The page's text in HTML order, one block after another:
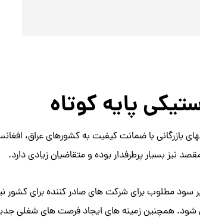
پایه کوتاه
بازرگانی با ضمانت کیفیت به کشورهای عراق،
نیز بسیار پرطرفدار بوده و متقاضیان زیادی دارد.
سود مطلوب برای شرکت های صادر کننده برای کشور
شود. همچنین زمینه های ایجاد فرصت های شغلی